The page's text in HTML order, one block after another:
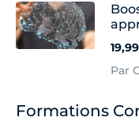
Formations
Par